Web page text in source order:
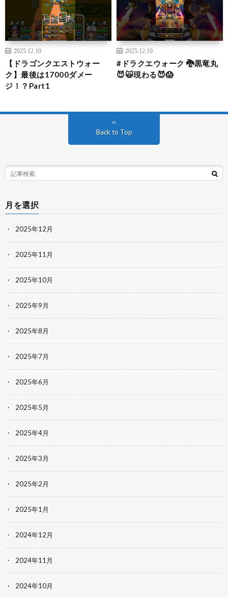
2025.12.10
【ドラゴンクエストウォー
ク】最後は17000ダメー
ジ！？Part1
2025.12.10
#ドラクエウォーク 🐉黒竜丸
😈🙀現わる😈😱
Back to Top
月を選択
2025年12月
2025年11月
2025年10月
2025年9月
2025年8月
2025年7月
2025年6月
2025年5月
2025年4月
2025年3月
2025年2月
2025年1月
2024年12月
2024年11月
2024年10月